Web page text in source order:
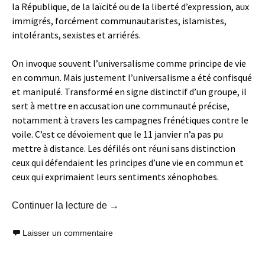
la République, de la laïcité ou de la liberté d’expression, aux
immigrés, forcément communautaristes, islamistes,
intolérants, sexistes et arriérés.
On invoque souvent l’universalisme comme principe de vie
en commun. Mais justement l’universalisme a été confisqué
et manipulé. Transformé en signe distinctif d’un groupe, il
sert à mettre en accusation une communauté précise,
notamment à travers les campagnes frénétiques contre le
voile. C’est ce dévoiement que le 11 janvier n’a pas pu
mettre à distance. Les défilés ont réuni sans distinction
ceux qui défendaient les principes d’une vie en commun et
ceux qui exprimaient leurs sentiments xénophobes.
Continuer la lecture de La gauche dite «républicaine» au
→
Laisser un commentaire